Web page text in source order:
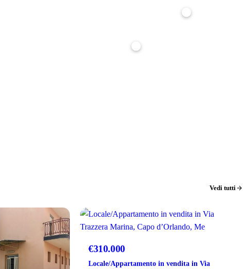
Vedi tutti
€310.000
Locale/Appartamento in vendita in Via